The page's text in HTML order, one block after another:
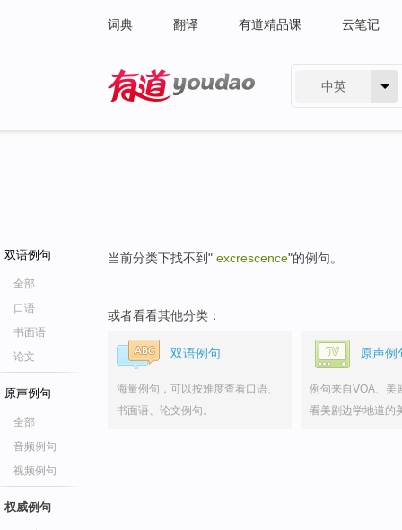
词典 翻译 有道精品课 云笔记
中英
双语例句
全部
口语
书面语
论文
原声例句
全部
音频例句
视频例句
权威例句
当前分类下找不到" excrescence"的例句。
或者看看其他分类：
双语例句
海量例句，可以按难度查看口语、
书面语、论文例句。
原声例
例句来自VOA、美
看美剧边学地道的